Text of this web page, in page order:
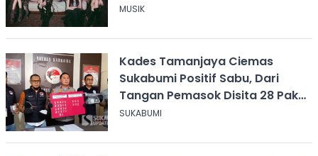
MUSIK
Kades Tamanjaya Ciemas
Sukabumi Positif Sabu, Dari
Tangan Pemasok Disita 28 Paket
Narkoba
SUKABUMI